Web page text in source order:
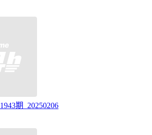
期_20250206